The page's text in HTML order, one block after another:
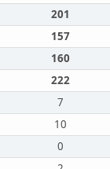
201
157
160
222
7
10
0